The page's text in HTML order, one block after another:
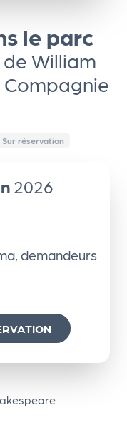
le parc
de William
Sur réservation
2026
demandeurs